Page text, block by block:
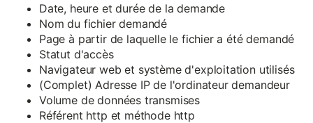
Date, heure et durée de la demande
Nom du fichier demandé
Page à partir de laquelle le fichier a été demandé
Statut d'accès
Navigateur web et système d'exploitation utilisés
(Complet) Adresse IP de l'ordinateur demandeur
Volume de données transmises
Référent http et méthode http